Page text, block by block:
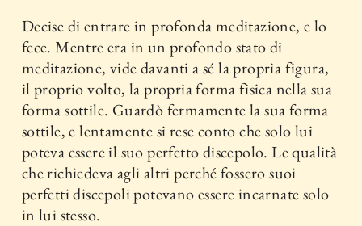
Decise di entrare in profonda meditazione, e lo
fece. Mentre era in un profondo stato di
meditazione, vide davanti a sé la propria figura,
il proprio volto, la propria forma fisica nella sua
forma sottile. Guardò fermamente la sua forma
sottile, e lentamente si rese conto che solo lui
poteva essere il suo perfetto discepolo. Le qualità
che richiedeva agli altri perché fossero suoi
perfetti discepoli potevano essere incarnate solo
in lui stesso.